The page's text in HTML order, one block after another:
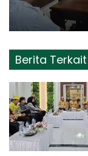
Berita Terkait